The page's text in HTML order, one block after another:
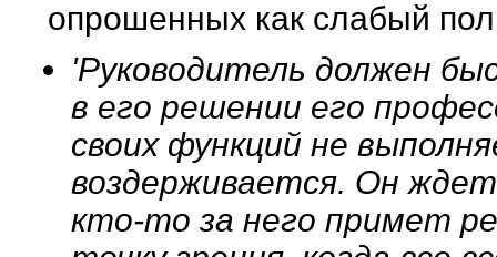
опрошенных как слабый
'Руководитель должен
в его решении его
своих функций не
воздерживается. Он
кто-то за него примет